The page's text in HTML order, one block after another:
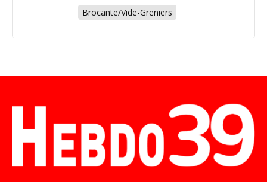
Brocante/Vide-Greniers